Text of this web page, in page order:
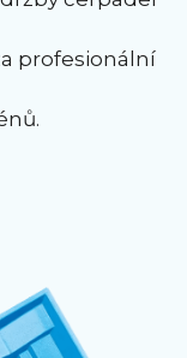
profesionální